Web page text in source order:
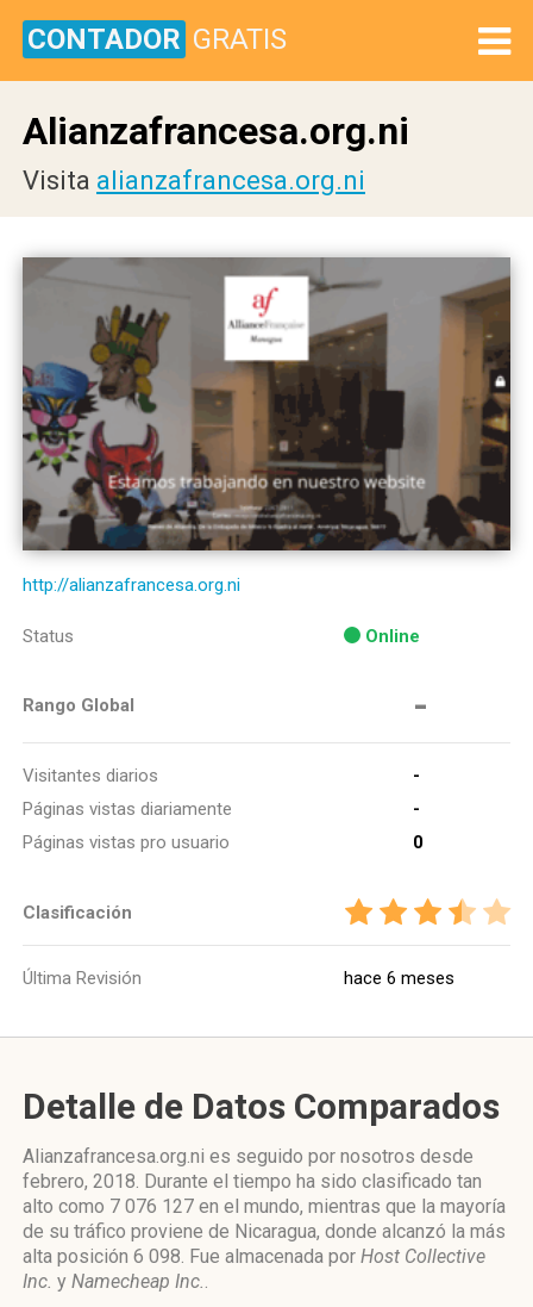
CONTADOR GRATIS
Alianzafrancesa.org.ni
Visita alianzafrancesa.org.ni
http://alianzafrancesa.org.ni
Status Online
Rango Global -
Visitantes diarios
-
Páginas vistas diariamente
-
Páginas vistas pro usuario
0
Clasificación
Última Revisión hace 6 meses
Detalle de Datos Comparados
Alianzafrancesa.org.ni es seguido por nosotros desde
febrero, 2018. Durante el tiempo ha sido clasificado tan
alto como 7 076 127 en el mundo, mientras que la mayoría
de su tráfico proviene de Nicaragua, donde alcanzó la más
alta posición 6 098. Fue almacenada por Host Collective
Inc. y Namecheap Inc..